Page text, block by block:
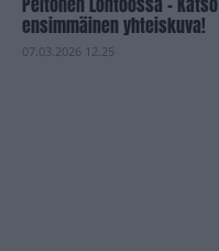
ensimmäinen yhteiskuva!
07.03.2026 12.25